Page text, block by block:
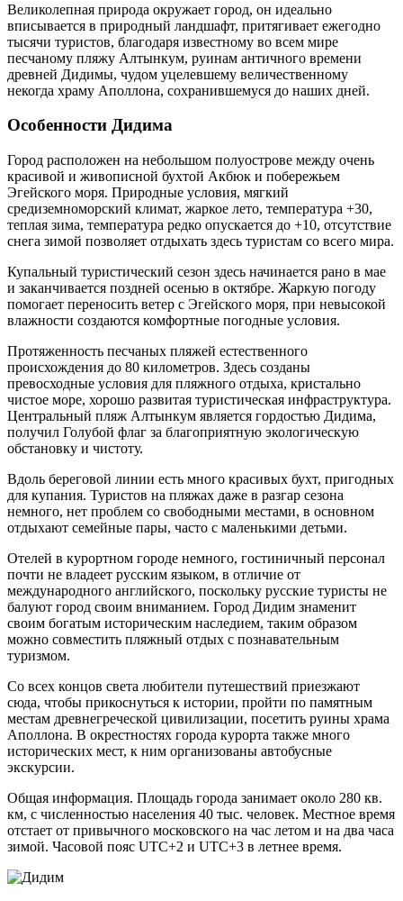
Великолепная природа окружает город, он идеально
вписывается в природный ландшафт, притягивает ежегодно
тысячи туристов, благодаря известному во всем мире
песчаному пляжу Алтынкум, руинам античного времени
древней Дидимы, чудом уцелевшему величественному
некогда храму Аполлона, сохранившемуся до наших дней.
Особенности Дидима
Город расположен на небольшом полуострове между очень
красивой и живописной бухтой Акбюк и побережьем
Эгейского моря. Природные условия, мягкий
средиземноморский климат, жаркое лето, температура +30,
теплая зима, температура редко опускается до +10, отсутствие
снега зимой позволяет отдыхать здесь туристам со всего мира.
Купальный туристический сезон здесь начинается рано в мае
и заканчивается поздней осенью в октябре. Жаркую погоду
помогает переносить ветер с Эгейского моря, при невысокой
влажности создаются комфортные погодные условия.
Протяженность песчаных пляжей естественного
происхождения до 80 километров. Здесь созданы
превосходные условия для пляжного отдыха, кристально
чистое море, хорошо развитая туристическая инфраструктура.
Центральный пляж Алтынкум является гордостью Дидима,
получил Голубой флаг за благоприятную экологическую
обстановку и чистоту.
Вдоль береговой линии есть много красивых бухт, пригодных
для купания. Туристов на пляжах даже в разгар сезона
немного, нет проблем со свободными местами, в основном
отдыхают семейные пары, часто с маленькими детьми.
Отелей в курортном городе немного, гостиничный персонал
почти не владеет русским языком, в отличие от
международного английского, поскольку русские туристы не
балуют город своим вниманием. Город Дидим знаменит
своим богатым историческим наследием, таким образом
можно совместить пляжный отдых с познавательным
туризмом.
Со всех концов света любители путешествий приезжают
сюда, чтобы прикоснуться к истории, пройти по памятным
местам древнегреческой цивилизации, посетить руины храма
Аполлона. В окрестностях города курорта также много
исторических мест, к ним организованы автобусные
экскурсии.
Общая информация. Площадь города занимает около 280 кв.
км, с численностью населения 40 тыс. человек. Местное время
отстает от привычного московского на час летом и на два часа
зимой. Часовой пояс UTC+2 и UTC+3 в летнее время.